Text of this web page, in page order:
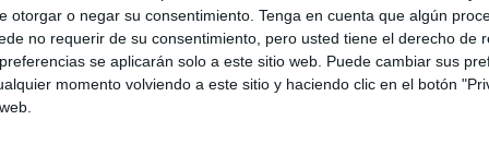
otorgar o negar su consentimiento. Tenga en cuenta que algún
no requerir de su consentimiento, pero usted tiene el derecho de
se aplicarán solo a este sitio web. Puede cambiar sus
momento volviendo a este sitio y haciendo clic en el botón
tarde era el turno de las semifinales de waterpolo.
que se han desplazado para este campeonato,
un gran ambiente de waterpolo, en el que los más